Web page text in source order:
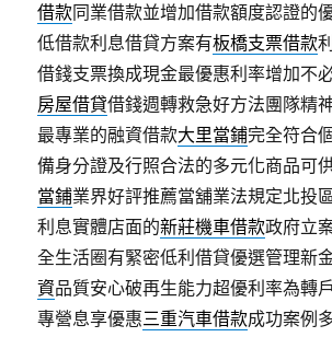
借款同業借款並增加借款額度認證的
低借款利息借貸方案有板橋支票借款
借錢支票換成現金最優惠利率增加不
房屋借貸借錢週轉救急好方法團隊精
最專業的融資借款大里當鋪完全符合
備身分證及行照合法的多元化商品可
當鋪業界好評推薦當舖業法規定北投
利息實體店面的新莊機車借款政府立
全生活圈有緊密低利借貸優選管理新
資品質安心破再生能力超優利率為轉
專營息享優惠三重汽車借款成功案例